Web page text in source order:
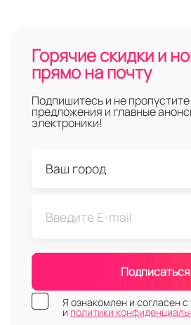
Горячие скидки и
прямо на почту
Подпишитесь и не
предложения и главные
электроники!
Подписаться
Я ознакомлен и согласен
и политики